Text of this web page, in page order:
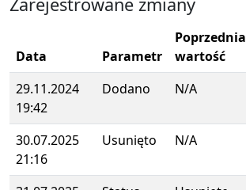
Data Parametr
Poprzednia
wartość
29.11.2024
19:42
Dodano N/A
30.07.2025
21:16
Usunięto N/A